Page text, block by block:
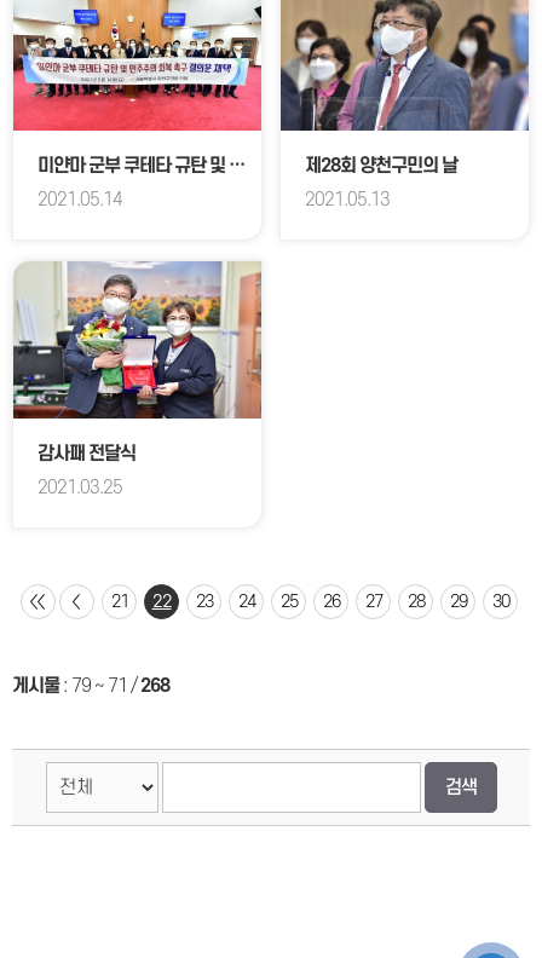
미얀마 군부 쿠테타 규탄 및 민주주의 회복 촉구 결의문 채택
2021.05.14
제28회 양천구민의 날
2021.05.13
감사패 전달식
2021.03.25
21 22 23 24 25 26 27 28 29 30
게시물: 79 ~ 71 /268